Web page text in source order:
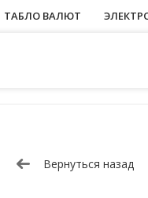
ТАБЛО ВАЛЮТ
Вернуться назад